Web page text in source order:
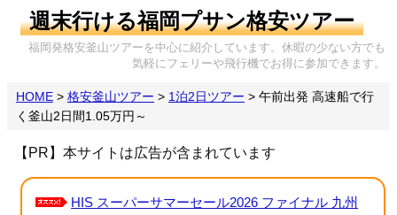
週末行ける福岡プサン格安ツアー
福岡発格安釜山ツアーを中心に紹介しています。休暇の少ない方でも
気軽にフェリーや飛行機でお得に参加できます。
HOME > 格安釜山ツアー > 1泊2日ツアー > 午前出発 高速船で行
く釜山2日間1.05万円～
【PR】本サイトは広告が含まれています
HIS スーパーサマーセール2026 ファイナル 九州